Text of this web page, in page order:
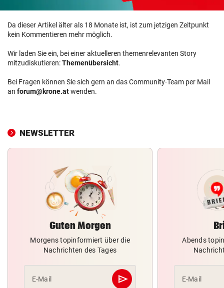
Da dieser Artikel älter als 18 Monate ist, ist zum jetzigen Zeitpunkt
kein Kommentieren mehr möglich.
Wir laden Sie ein, bei einer aktuelleren themenrelevanten Story
mitzudiskutieren:Themenübersicht.
Bei Fragen können Sie sich gern an das Community-Team per Mail
an forum@krone.atwenden.
NEWSLETTER
Guten Morgen
Morgens topinformiert über die
Nachrichten des Tages
E-Mail send
Abschicken
Abends
E-Mail